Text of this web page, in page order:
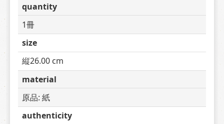
quantity
1冊
size
縦26.00 cm
material
原品: 紙
authenticity